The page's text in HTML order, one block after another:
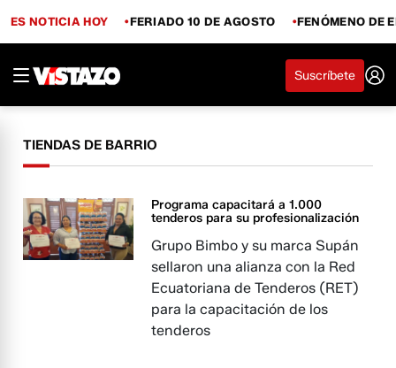
ES NOTICIA HOY FERIADO 10 DE AGOSTO FENÓMENO DE
Suscríbete
TIENDAS DE BARRIO
Programa capacitará a 1.000
tenderos para su profesionalización
Grupo Bimbo y su marca Supán
sellaron una alianza con la Red
Ecuatoriana de Tenderos (RET)
para la capacitación de los
tenderos